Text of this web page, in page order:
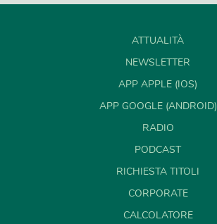
ATTUALITÀ
NEWSLETTER
APP APPLE (IOS)
APP GOOGLE (ANDROID)
RADIO
PODCAST
RICHIESTA TITOLI
CORPORATE
CALCOLATORE